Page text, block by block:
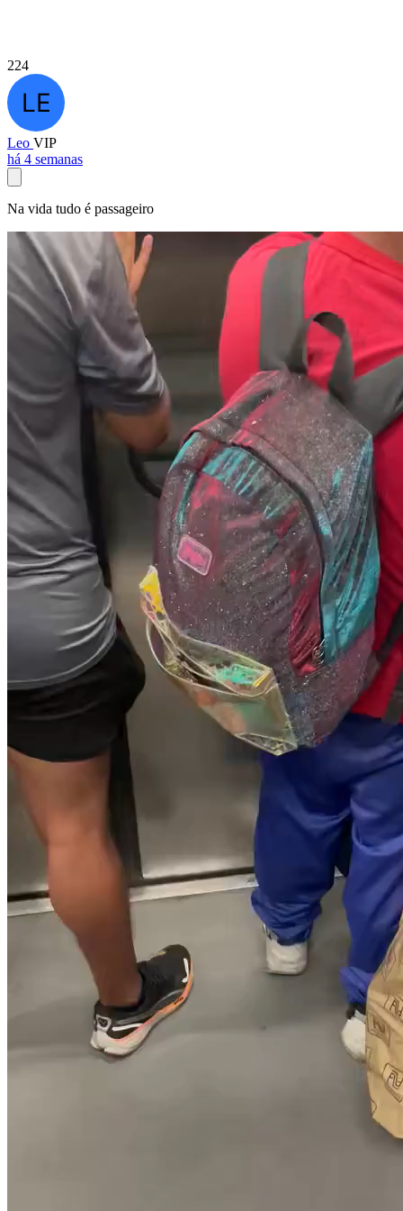
224
Leo VIP
há 4 semanas
Na vida tudo é passageiro